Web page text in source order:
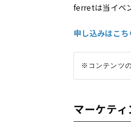
ferretは当イベ
申し込みはこち
マーケテ